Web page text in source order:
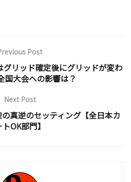
Post
グリッド確定後にグリッドが変わ
国大会への影響は？
Next Post
真逆のセッティング【全日本カ
トOK部門】